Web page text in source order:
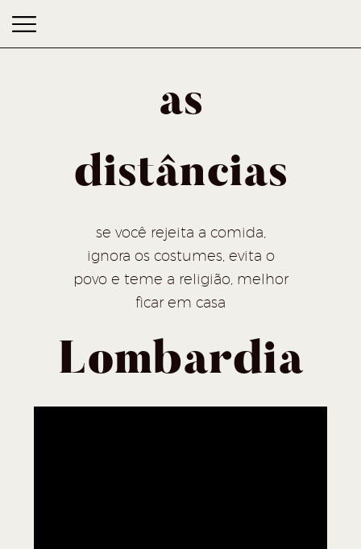
as
distâncias
se você rejeita a comida,
ignora os costumes, evita o
povo e teme a religião, melhor
ficar em casa
Lombardia